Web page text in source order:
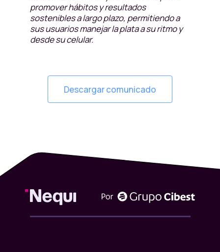
promover hábitos y resultados
sostenibles a largo plazo, permitiendo a
sus usuarios manejar la plata a su ritmo y
desde su celular.
Descargar comunicado